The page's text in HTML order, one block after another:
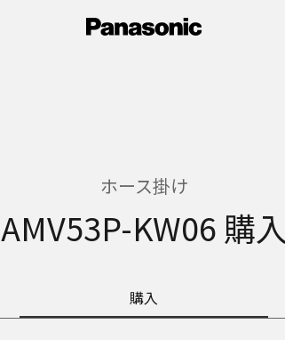
ホース掛け
AMV53P-KW06 購入
購入